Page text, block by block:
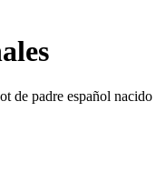
de padre español